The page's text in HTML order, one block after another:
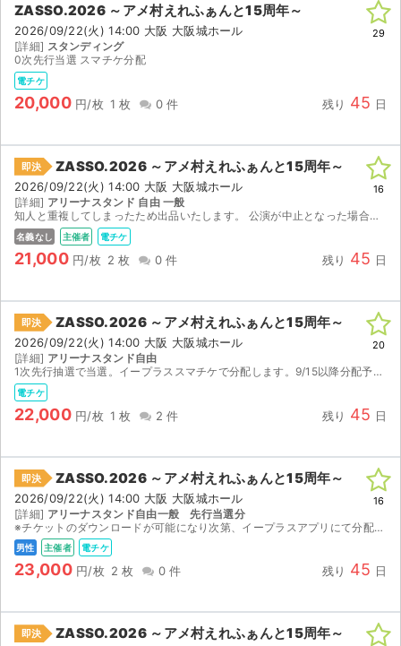
ZASSO.2026 ～アメ村えれふぁんと15周年～
2026/09/22(火) 14:00 大阪 大阪城ホール
[詳細] スタンディング
0次先行当選 スマチケ分配
電チケ
20,000 円/枚 1 枚 0 件 残り 45 日
29
即決 ZASSO.2026 ～アメ村えれふぁんと15周年～
2026/09/22(火) 14:00 大阪 大阪城ホール
[詳細] アリーナスタンド 自由 一般
知人と重複してしまったため出品いたします。 公演が中止となった場合のみ、手数料を差し引いた金額を返金いたします。 取引確定後のキャンセルはお受けできません。 迅速で丁寧な対応を心がけておりま...
名義なし 主催者 電チケ
21,000 円/枚 2 枚 0 件 残り 45 日
16
即決 ZASSO.2026 ～アメ村えれふぁんと15周年～
2026/09/22(火) 14:00 大阪 大阪城ホール
[詳細] アリーナスタンド自由
1次先行抽選で当選。イープラススマチケで分配します。9/15以降分配予定。
電チケ
22,000 円/枚 1 枚 2 件 残り 45 日
20
即決 ZASSO.2026 ～アメ村えれふぁんと15周年～
2026/09/22(火) 14:00 大阪 大阪城ホール
[詳細] アリーナスタンド自由一般 先行当選分
※チケットのダウンロードが可能になり次第、イープラスアプリにて分配いたします。 アプリをご用意し、お取引画面にてメールアドレスをお伝えください。 ※万が一公演中止の際には、ご購入金額の80％...
男性 主催者 電チケ
23,000 円/枚 2 枚 0 件 残り 45 日
16
即決 ZASSO.2026 ～アメ村えれふぁんと15周年～